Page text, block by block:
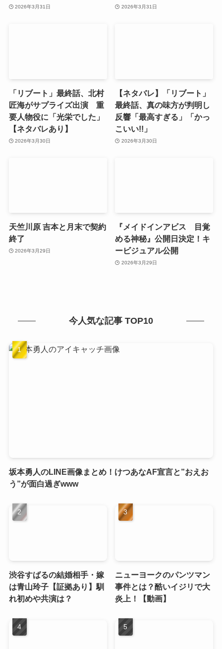
2026年3月31日 2026年3月31日
「リブート」最終話、北村
匠海がサプライズ出演 重
要人物役に「光栄でした」
【ネタバレあり】
2026年3月30日
【ネタバレ】「リブート」
最終話、真の味方が判明し
反響「最高すぎる」「かっ
こいい!!」
2026年3月30日
天竺川原 吉本と月末で契約
終了
2026年3月29日
『メイドインアビス 目覚
める神秘』公開日決定！キ
ービジュアル公開
2026年3月29日
今人気な記事 TOP10
坂本勇人のLINE画像まとめ！けつあなAF宣言と”おえお
う”が面白過ぎwww
渋谷すばるの結婚相手・嫁
は青山玲子【証拠あり】馴
れ初めや共演は？
ニューヨークのパンツマン
事件とは？酷いイジリで大
炎上！【動画】